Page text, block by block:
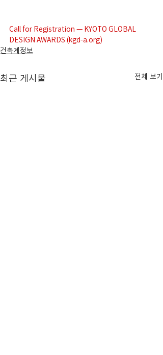
Call for Registration — KYOTO GLOBAL
DESIGN AWARDS ( kgd-a.org)
건축계정보
최근 게시물 전체 보기